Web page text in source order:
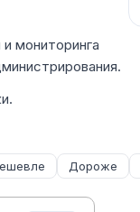
мониторинга
Дороже